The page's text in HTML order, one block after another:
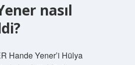
nasıl
Hande Yener’i Hülya